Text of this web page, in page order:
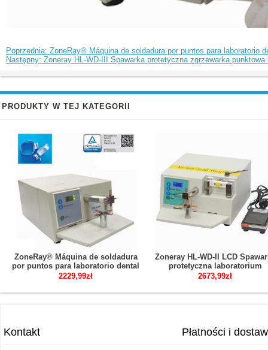
Poprzednia: ZoneRay® Máquina de soldadura por puntos para laboratorio
Następny: Zoneray HL-WD-III Spawarka protetyczna zgrzewarka
PRODUKTY W TEJ KATEGORII
ZoneRay® Máquina de soldadura
por puntos para laboratorio dental
2229,99zł
Zoneray HL-WD-II LCD
protetyczna laboratorium
dentystyczne zgrzewarka
ortodontyczna obróbka
2673,99zł
Kontakt Płatności i